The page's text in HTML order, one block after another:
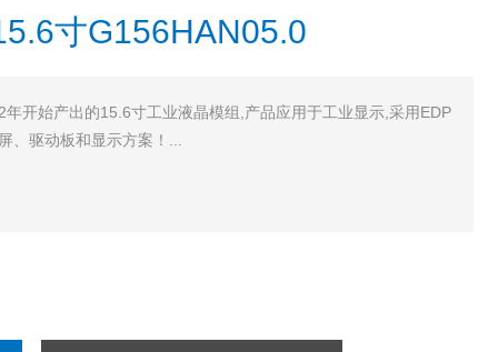
寸G156HAN05.0
开始产出的15.6寸工业液晶模组,产品应用于工业显示,采用EDP
、驱动板和显示方案！...